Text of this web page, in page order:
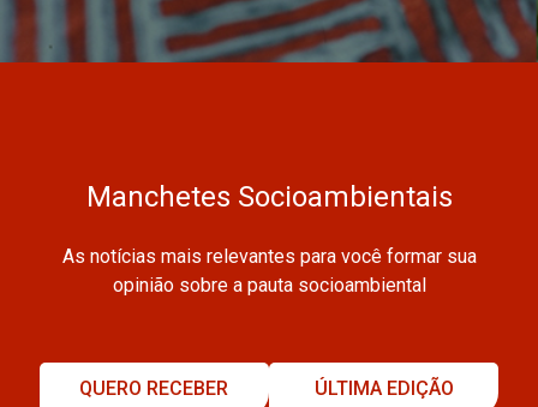
Manchetes Socioambientais
As notícias mais relevantes para você formar sua
opinião sobre a pauta socioambiental
QUERO RECEBER ÚLTIMA EDIÇÃO